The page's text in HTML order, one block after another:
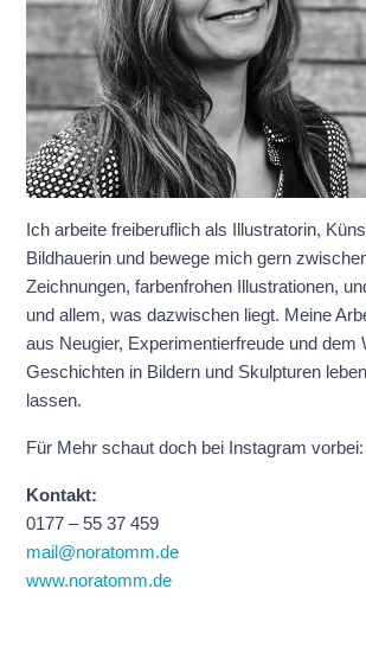
Ich arbeite freiberuflich als Illustratorin,
Bildhauerin und bewege mich gern
Zeichnungen, farbenfrohen Illustrationen,
und allem, was dazwischen liegt. Meine
aus Neugier, Experimentierfreude und dem
Geschichten in Bildern und Skulpturen
lassen.
Für Mehr schaut doch bei Instagram
Kontakt:
0177 – 55 37 459
mail@noratomm.de
www.noratomm.de